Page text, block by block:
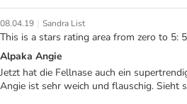
08.04.19 | Sandra List
This is a stars rating area from zero to 5:
Alpaka Angie
Jetzt hat die Fellnase auch ein
Angie ist sehr weich und flauschig. Sieht